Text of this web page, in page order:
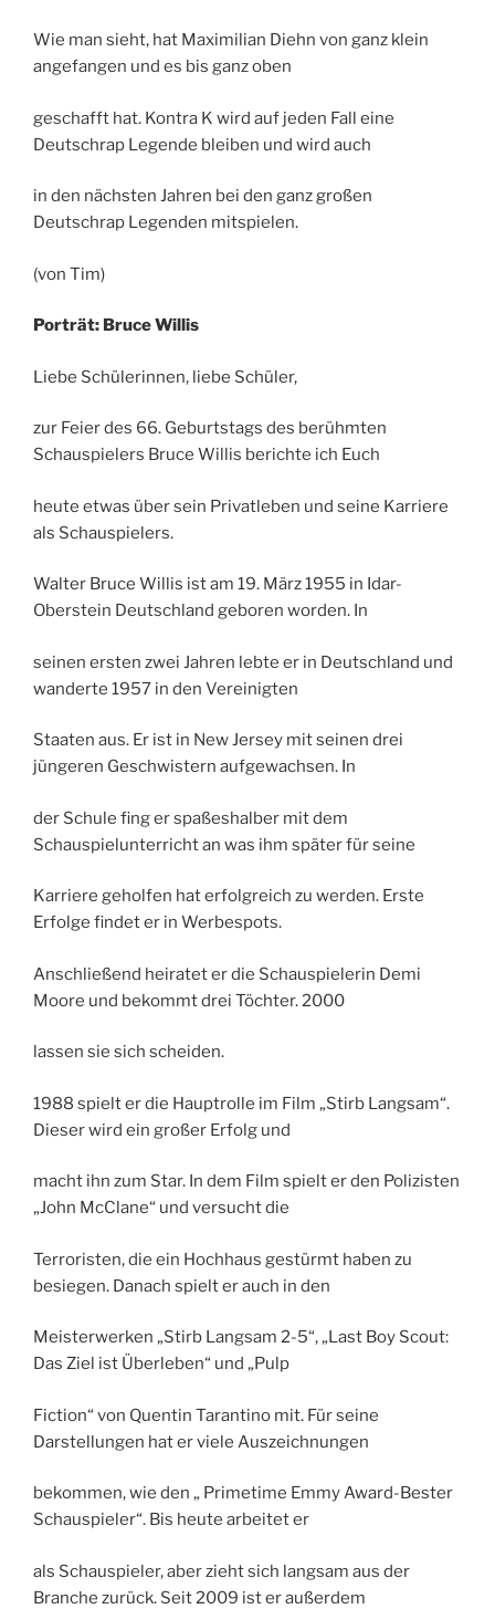
Wie man sieht, hat Maximilian Diehn von ganz klein
angefangen und es bis ganz oben
geschafft hat. Kontra K wird auf jeden Fall eine
Deutschrap Legende bleiben und wird auch
in den nächsten Jahren bei den ganz großen
Deutschrap Legenden mitspielen.
(von Tim)
Porträt: Bruce Willis
Liebe Schülerinnen, liebe Schüler,
zur Feier des 66. Geburtstags des berühmten
Schauspielers Bruce Willis berichte ich Euch
heute etwas über sein Privatleben und seine Karriere
als Schauspielers.
Walter Bruce Willis ist am 19. März 1955 in Idar-
Oberstein Deutschland geboren worden. In
seinen ersten zwei Jahren lebte er in Deutschland und
wanderte 1957 in den Vereinigten
Staaten aus. Er ist in New Jersey mit seinen drei
jüngeren Geschwistern aufgewachsen. In
der Schule fing er spaßeshalber mit dem
Schauspielunterricht an was ihm später für seine
Karriere geholfen hat erfolgreich zu werden. Erste
Erfolge findet er in Werbespots.
Anschließend heiratet er die Schauspielerin Demi
Moore und bekommt drei Töchter. 2000
lassen sie sich scheiden.
1988 spielt er die Hauptrolle im Film „Stirb Langsam“.
Dieser wird ein großer Erfolg und
macht ihn zum Star. In dem Film spielt er den Polizisten
„John McClane“ und versucht die
Terroristen, die ein Hochhaus gestürmt haben zu
besiegen. Danach spielt er auch in den
Meisterwerken „Stirb Langsam 2-5“, „Last Boy Scout:
Das Ziel ist Überleben“ und „Pulp
Fiction“ von Quentin Tarantino mit. Für seine
Darstellungen hat er viele Auszeichnungen
bekommen, wie den „ Primetime Emmy Award-Bester
Schauspieler“. Bis heute arbeitet er
als Schauspieler, aber zieht sich langsam aus der
Branche zurück. Seit 2009 ist er außerdem